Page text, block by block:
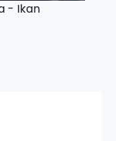
- Ikan